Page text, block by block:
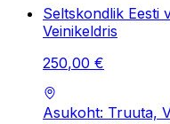
Seltskondlik Eesti
Veinikeldris
250,00 €
Asukoht: Truuta,